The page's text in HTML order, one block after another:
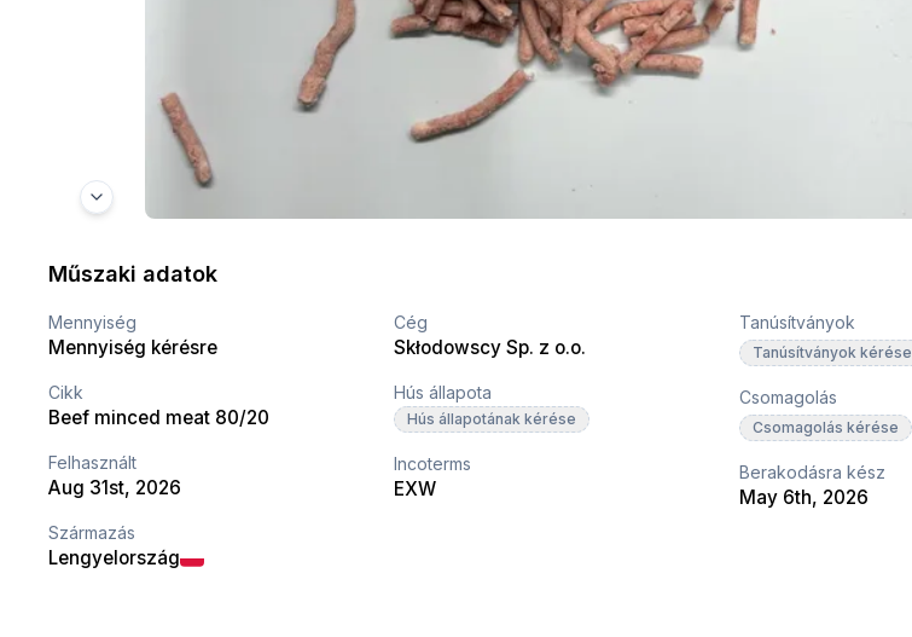
Műszaki adatok
Mennyiség
Mennyiség kérésre
Cikk
Beef minced meat 80/20
Felhasznált
Aug 31st, 2026
Származás
Lengyelország
Cég
Skłodowscy Sp. z o.o.
Hús állapota
Hús állapotának kérése
Incoterms
EXW
Tanúsítványok
Tanúsítványok kérése
Csomagolás
Csomagolás kérése
Berakodásra kész
May 6th, 2026